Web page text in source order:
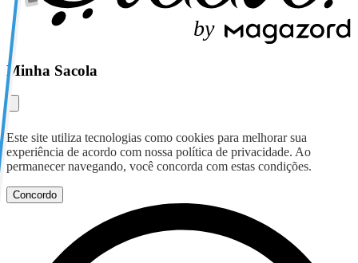
by
Minha Sacola
Este site utiliza tecnologias como cookies para melhorar sua
experiência de acordo com nossa política de privacidade. Ao
permanecer navegando, você concorda com estas condições.
Concordo